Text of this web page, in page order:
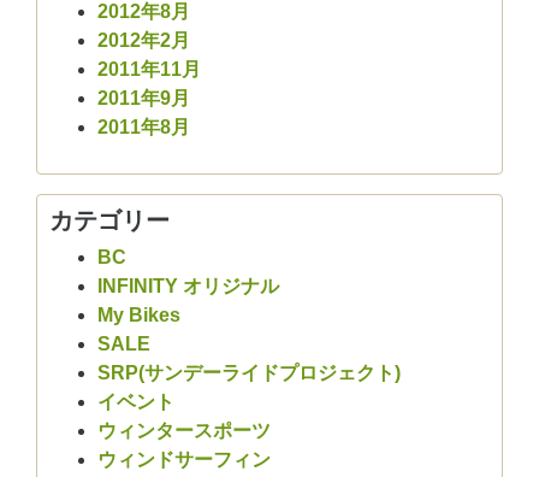
2012年8月
2012年2月
2011年11月
2011年9月
2011年8月
カテゴリー
BC
INFINITY オリジナル
My Bikes
SALE
SRP(サンデーライドプロジェクト)
イベント
ウィンタースポーツ
ウィンドサーフィン